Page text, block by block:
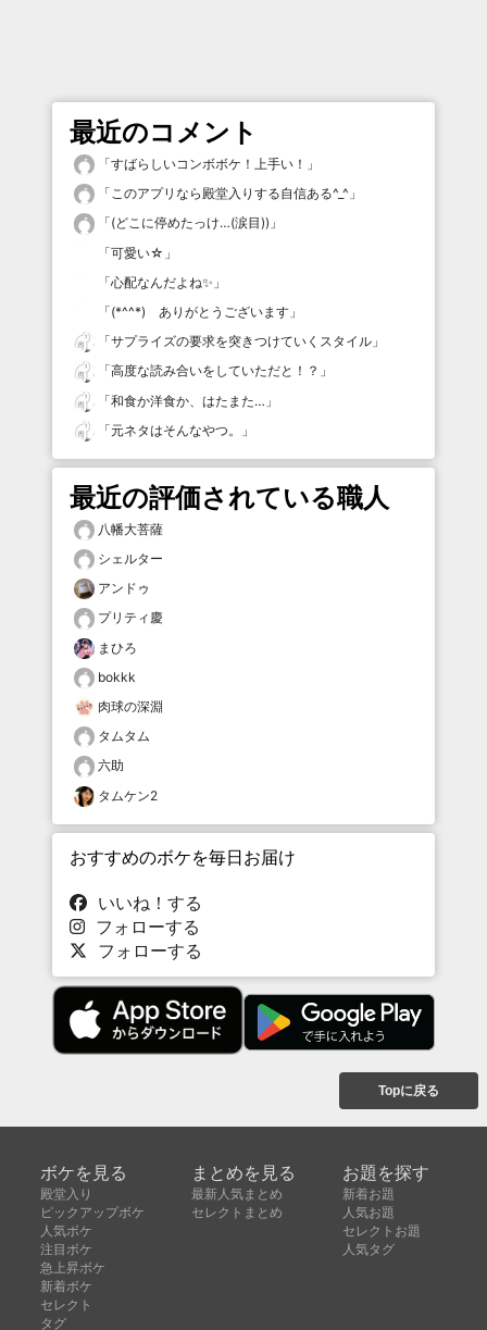
最近のコメント
「すばらしいコンボボケ！上手い！ 」
「このアプリなら殿堂入りする自信ある^_^ 」
「(どこに停めたっけ…(涙目)) 」
「可愛い☆ 」
「心配なんだよね✨ 」
「(*^^*) ありがとうございます 」
「サプライズの要求を突きつけていくスタイル 」
「高度な読み合いをしていただと！？ 」
「和食か洋食か、はたまた… 」
「元ネタはそんなやつ。 」
最近の評価されている職人
八幡大菩薩
シェルター
アンドゥ
プリティ慶
まひろ
bokkk
肉球の深淵
タムタム
六助
タムケン2
おすすめのボケを毎日お届け
いいね！する
フォローする
フォローする
Topに戻る
ボケを見る
殿堂入り
ピックアップボケ
人気ボケ
注目ボケ
急上昇ボケ
新着ボケ
セレクト
タグ
まとめを見る
最新人気まとめ
セレクトまとめ
お題を探す
新着お題
人気お題
セレクトお題
人気タグ